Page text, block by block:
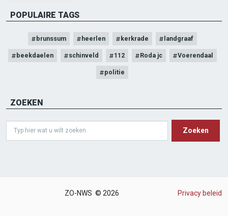
POPULAIRE TAGS
brunssum heerlen kerkrade landgraaf
beekdaelen schinveld 112 Roda jc Voerendaal
politie
ZOEKEN
ZO-NWS © 2026 Privacy beleid